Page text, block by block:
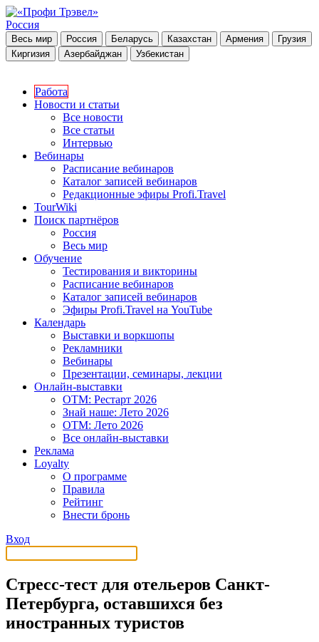
Россия
Весь мир Россия Беларусь Казахстан Армения
Грузия
Киргизия
Азербайджан Узбекистан
Работа
Новости и статьи
Все новости
Все статьи
Интервью
Вебинары
Расписание вебинаров
Каталог записей вебинаров
Редакционные эфиры Profi.Travel
TourWiki
Поиск партнёров
Россия
Весь мир
Обучение
Тестирования и викторины
Расписание вебинаров
Каталог записей вебинаров
Эфиры Profi.Travel на YouTube
Календарь
Выставки и воркшопы
Рекламники
Вебинары
Презентации, семинары, лекции
Онлайн-выставки
OTM: Рестарт 2026
Знай наше: Лето 2026
OTM: Лето 2026
Все онлайн-выставки
Реклама
Loyalty
О программе
Правила
Рейтинг
Внести бронь
Вход
Стресс-тест для отельеров Санкт-
Петербурга, оставшихся без
иностранных туристов